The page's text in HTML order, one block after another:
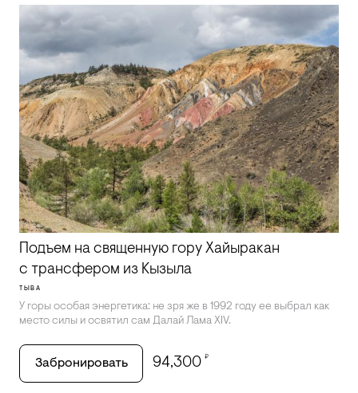
Подъем на священную гору Хайыракан
с трансфером из Кызыла
ТЫВА
У горы особая энергетика: не зря же в 1992 году ее выбрал как
место силы и освятил сам Далай Лама XIV.
Забронировать 94,300 ₽